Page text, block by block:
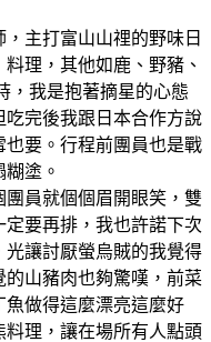
主打富山山𥚃的野味日
理，其他如鹿、野豬、
，我是抱著摘星的心態
完後我跟日本合作方說
要。行程前團員也是戰
塗。
團員就個個眉開眼笑，雙
要再排，我也許諾下次
光讓討厭螢烏賊的我覺得
山豬肉也夠驚嘆，前菜
做得這麼漂亮這麼好
理，讓在場所有人點頭